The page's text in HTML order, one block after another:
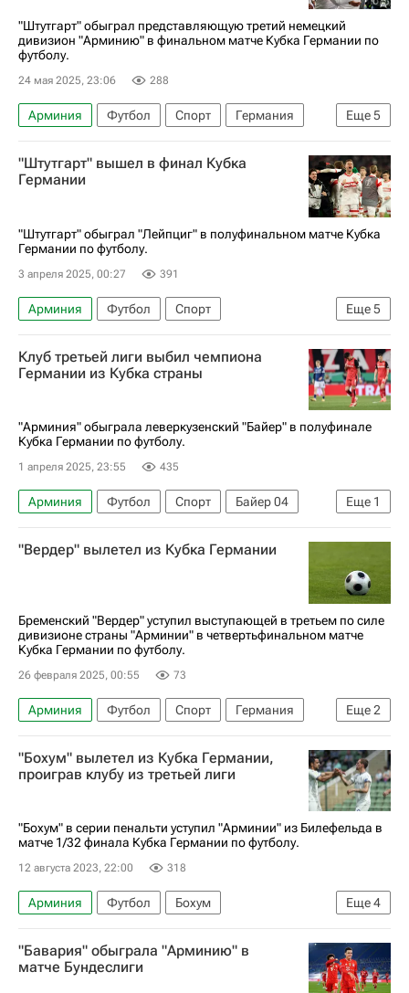
"Штутгарт" обыграл представляющую третий немецкий
дивизион "Арминию" в финальном матче Кубка Германии по
футболу.
24 мая 2025, 23:06 288
Еще5
Арминия Футбол Спорт
Германия
Берлин (город)
Энзо Мийо
Ник Вольтемаде
Штутгарт Бундеслига
"Штутгарт" вышел в финал Кубка
Германии
"Штутгарт" обыграл "Лейпциг" в полуфинальном матче Кубка
Германии по футболу.
3 апреля 2025, 00:27 391
Еще5
Арминия Футбол
Спорт
Беньямин Шешко
Ник Вольтемаде
Штутгарт
РБ Лейпциг
Клуб третьей лиги выбил чемпиона
Германии из Кубка страны
"Арминия" обыграла леверкузенский "Байер" в полуфинале
Кубка Германии по футболу.
1 апреля 2025, 23:55 435
Еще 1
Арминия Футбол Спорт
Байер 04
Кубок Германии по футболу
"Вердер" вылетел из Кубка Германии
Бременский "Вердер" уступил выступающей в третьем по силе
дивизионе страны "Арминии" в четвертьфинальном матче
Кубка Германии по футболу.
26 февраля 2025, 00:55 73
Еще2
Арминия Футбол Спорт
Германия
Оливер Бёрк
Вердер
"Бохум" вылетел из Кубка Германии,
проиграв клубу из третьей лиги
"Бохум" в серии пенальти уступил "Арминии" из Билефельда в
матче 1/32 финала Кубка Германии по футболу.
12 августа 2023, 22:00 318
Еще4
Арминия Футбол
Бохум
Кубок Германии по футболу
Симон Цоллер
Такума Асано
Бундеслига
"Бавария" обыграла "Арминию" в
матче Бундеслиги